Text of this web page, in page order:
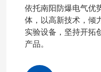
依托南阳防爆电气优
体，以高新技术，倾
实验设备，坚持开拓
产品。